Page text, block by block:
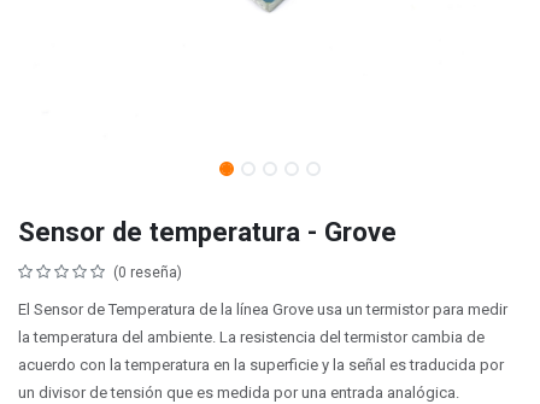
Sensor de temperatura - Grove
(0 reseña)
El Sensor de Temperatura de la línea Grove usa un termistor para medir
la temperatura del ambiente. La resistencia del termistor cambia de
acuerdo con la temperatura en la superficie y la señal es traducida por
un divisor de tensión que es medida por una entrada analógica.